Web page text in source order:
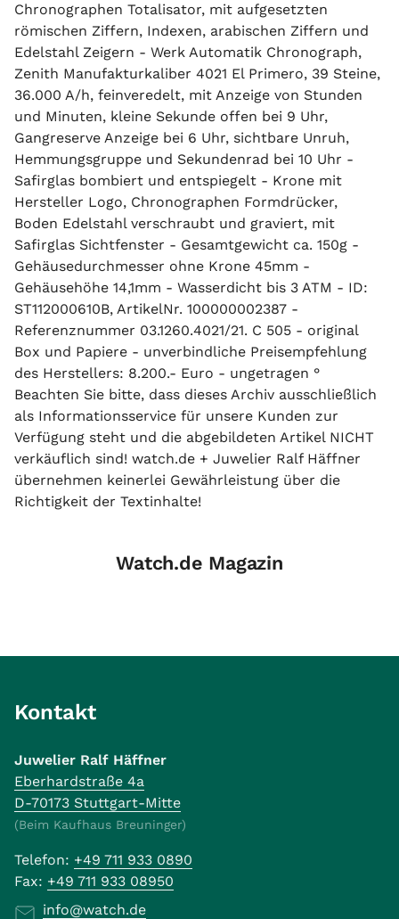
Chronographen Totalisator, mit aufgesetzten
römischen Ziffern, Indexen, arabischen Ziffern und
Edelstahl Zeigern - Werk Automatik Chronograph,
Zenith Manufakturkaliber 4021 El Primero, 39 Steine,
36.000 A/h, feinveredelt, mit Anzeige von Stunden
und Minuten, kleine Sekunde offen bei 9 Uhr,
Gangreserve Anzeige bei 6 Uhr, sichtbare Unruh,
Hemmungsgruppe und Sekundenrad bei 10 Uhr -
Safirglas bombiert und entspiegelt - Krone mit
Hersteller Logo, Chronographen Formdrücker,
Boden Edelstahl verschraubt und graviert, mit
Safirglas Sichtfenster - Gesamtgewicht ca. 150g -
Gehäusedurchmesser ohne Krone 45mm -
Gehäusehöhe 14,1mm - Wasserdicht bis 3 ATM - ID:
ST112000610B, ArtikelNr. 100000002387 -
Referenznummer 03.1260.4021/21. C 505 - original
Box und Papiere - unverbindliche Preisempfehlung
des Herstellers: 8.200.- Euro - ungetragen °
Beachten Sie bitte, dass dieses Archiv ausschließlich
als Informationsservice für unsere Kunden zur
Verfügung steht und die abgebildeten Artikel NICHT
verkäuflich sind! watch.de + Juwelier Ralf Häffner
übernehmen keinerlei Gewährleistung über die
Richtigkeit der Textinhalte!
Watch.de Magazin
Kontakt
Juwelier Ralf Häffner
Eberhardstraße 4a
D-70173 Stuttgart-Mitte
(Beim Kaufhaus Breuninger)
Telefon: +49 711 933 0890
Fax: +49 711 933 08950
info@watch.de